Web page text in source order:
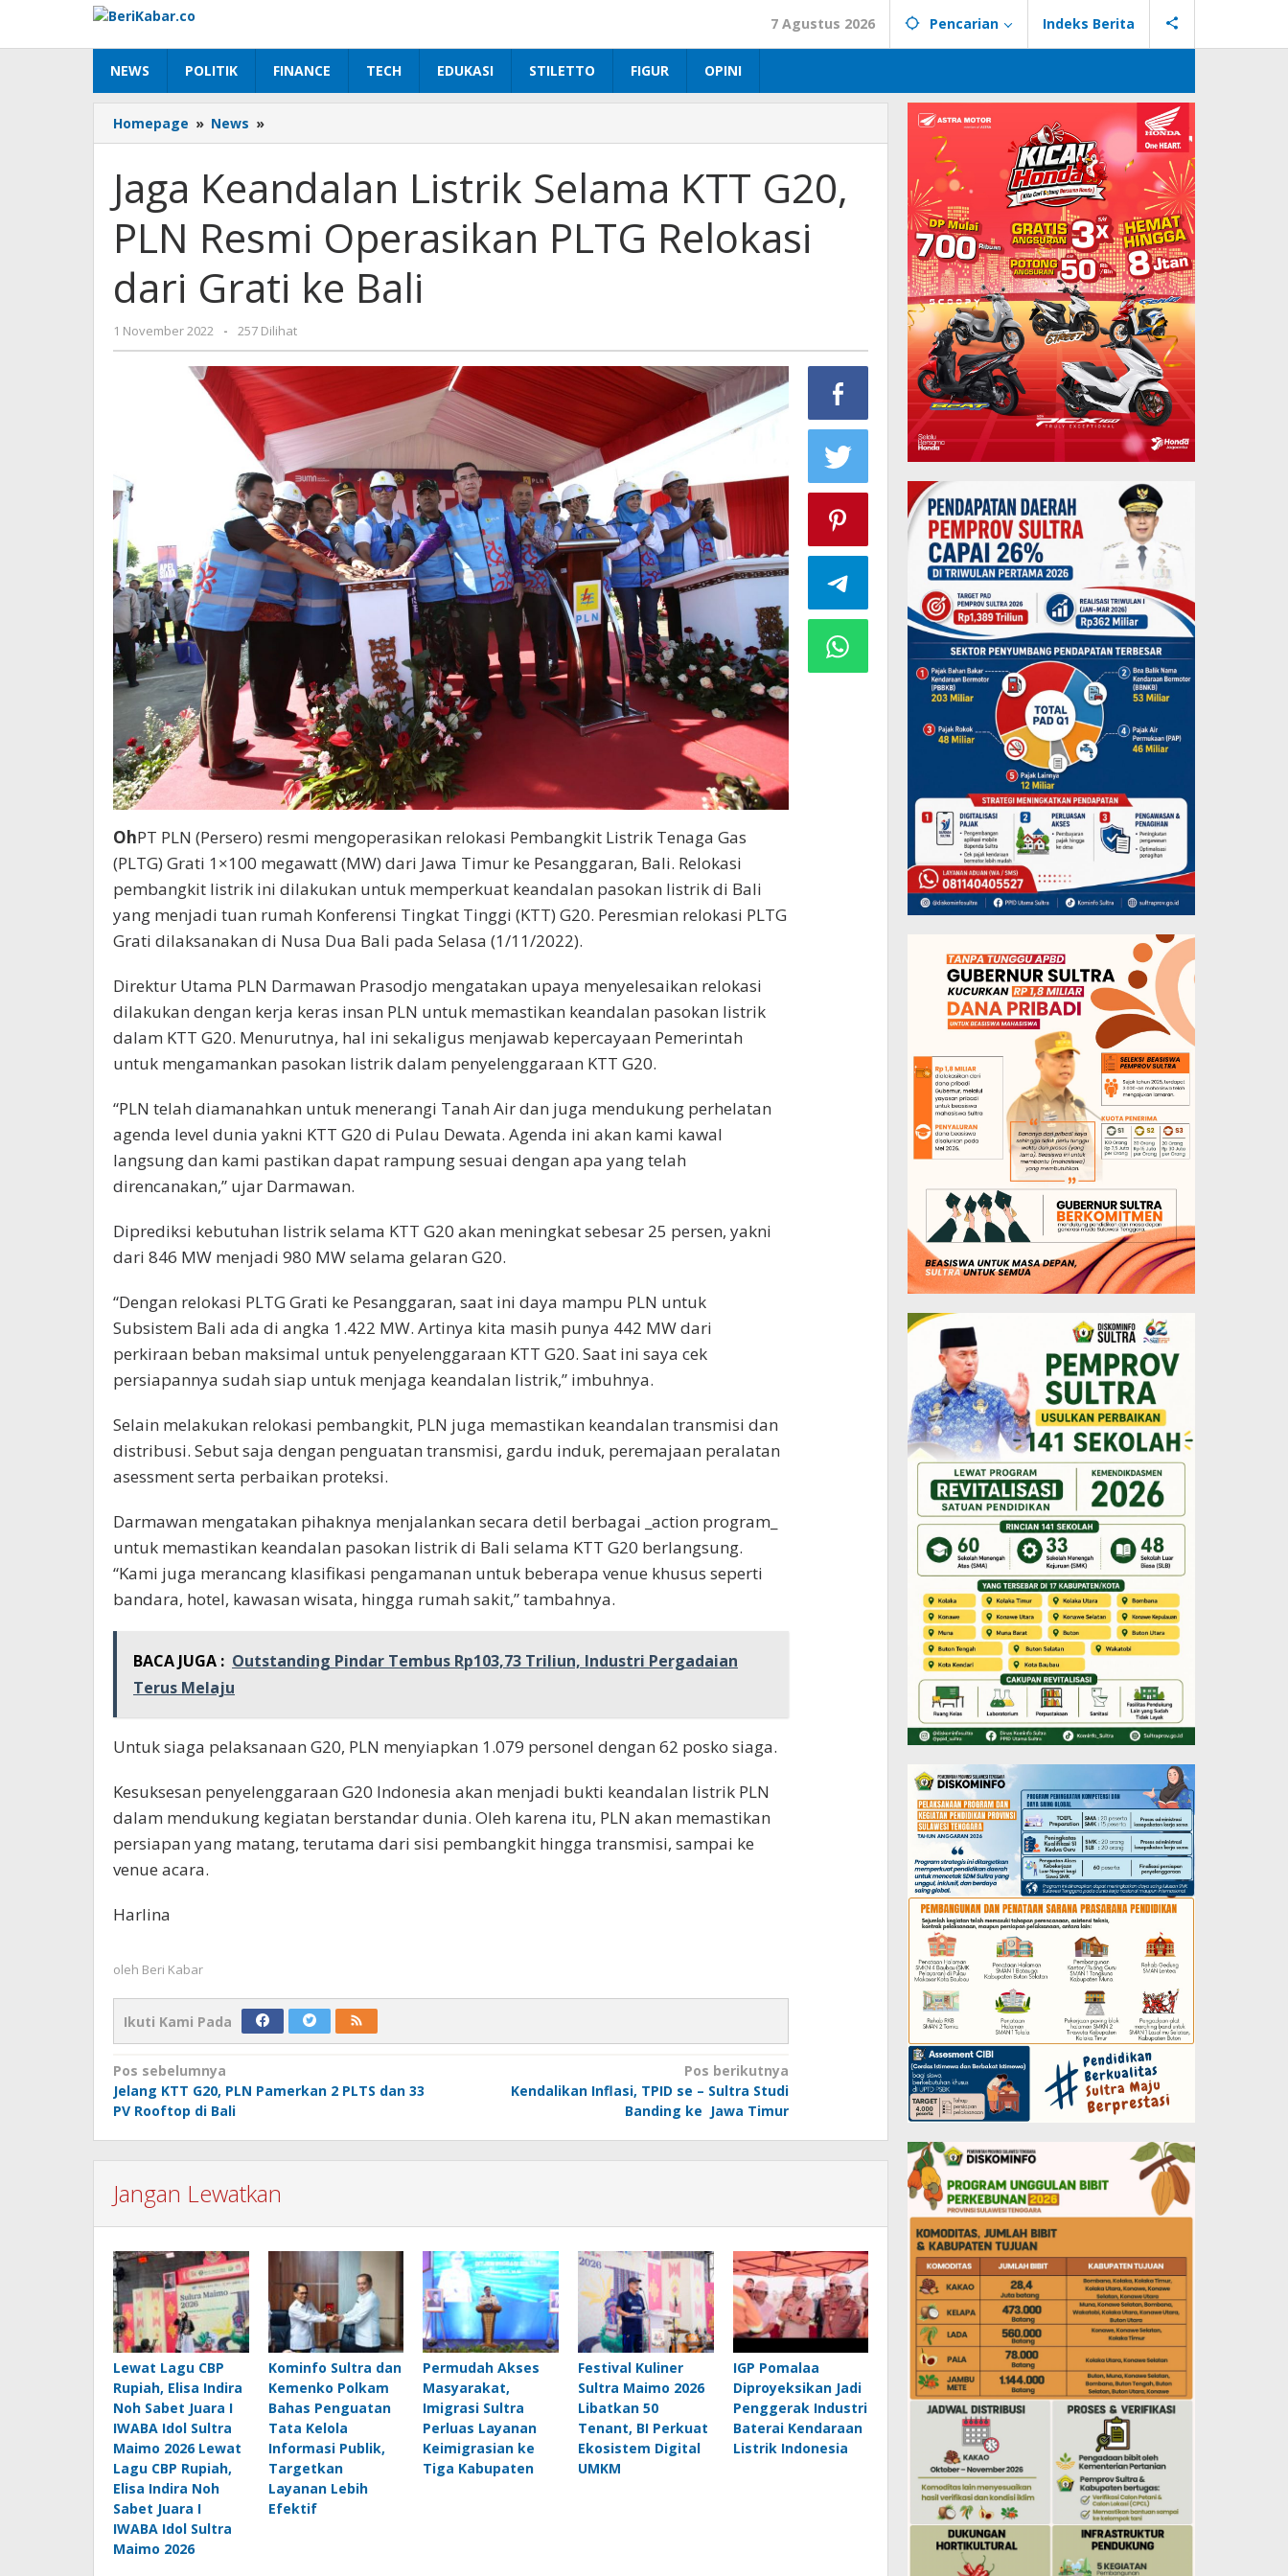
konten
7 Agustus 2026 Pencarian Indeks Berita
NEWS POLITIK FINANCE TECH EDUKASI STILETTO FIGUR OPINI
Homepage » News »
Keandalan
Selama
KTT
PLN
Operasikan
PLTG
Relokasi
Grati
ke
Bali
Jaga Keandalan Listrik Selama KTT G20,
PLN Resmi Operasikan PLTG Relokasi
dari Grati ke Bali
1 November 2022
oleh
Beri
Kabar
- 257 Dilihat
OhPT PLN (Persero) resmi mengoperasikan relokasi Pembangkit Listrik Tenaga Gas
(PLTG) Grati 1×100 megawatt (MW) dari Jawa Timur ke Pesanggaran, Bali. Relokasi
pembangkit listrik ini dilakukan untuk memperkuat keandalan pasokan listrik di Bali
yang menjadi tuan rumah Konferensi Tingkat Tinggi (KTT) G20. Peresmian relokasi PLTG
Grati dilaksanakan di Nusa Dua Bali pada Selasa (1/11/2022).
Direktur Utama PLN Darmawan Prasodjo mengatakan upaya menyelesaikan relokasi
dilakukan dengan kerja keras insan PLN untuk memastikan keandalan pasokan listrik
dalam KTT G20. Menurutnya, hal ini sekaligus menjawab kepercayaan Pemerintah
untuk mengamankan pasokan listrik dalam penyelenggaraan KTT G20.
“PLN telah diamanahkan untuk menerangi Tanah Air dan juga mendukung perhelatan
agenda level dunia yakni KTT G20 di Pulau Dewata. Agenda ini akan kami kawal
langsung dan kami pastikan dapat rampung sesuai dengan apa yang telah
direncanakan,” ujar Darmawan.
Diprediksi kebutuhan listrik selama KTT G20 akan meningkat sebesar 25 persen, yakni
dari 846 MW menjadi 980 MW selama gelaran G20.
“Dengan relokasi PLTG Grati ke Pesanggaran, saat ini daya mampu PLN untuk
Subsistem Bali ada di angka 1.422 MW. Artinya kita masih punya 442 MW dari
perkiraan beban maksimal untuk penyelenggaraan KTT G20. Saat ini saya cek
persiapannya sudah siap untuk menjaga keandalan listrik,” imbuhnya.
Selain melakukan relokasi pembangkit, PLN juga memastikan keandalan transmisi dan
distribusi. Sebut saja dengan penguatan transmisi, gardu induk, peremajaan peralatan
asessment serta perbaikan proteksi.
Darmawan mengatakan pihaknya menjalankan secara detil berbagai _action program_
untuk memastikan keandalan pasokan listrik di Bali selama KTT G20 berlangsung.
“Kami juga merancang klasifikasi pengamanan untuk beberapa venue khusus seperti
bandara, hotel, kawasan wisata, hingga rumah sakit,” tambahnya.
BACA JUGA : Outstanding Pindar Tembus Rp103,73 Triliun, Industri Pergadaian
Terus Melaju
Untuk siaga pelaksanaan G20, PLN menyiapkan 1.079 personel dengan 62 posko siaga.
Kesuksesan penyelenggaraan G20 Indonesia akan menjadi bukti keandalan listrik PLN
dalam mendukung kegiatan berstandar dunia. Oleh karena itu, PLN akan memastikan
persiapan yang matang, terutama dari sisi pembangkit hingga transmisi, sampai ke
venue acara.
Harlina
oleh Beri Kabar
Ikuti Kami Pada
Navigasi
pos
Pos sebelumnya
Jelang KTT G20, PLN Pamerkan 2 PLTS dan 33
PV Rooftop di Bali
Pos berikutnya
Kendalikan Inflasi, TPID se – Sultra Studi
Banding ke Jawa Timur
Jangan Lewatkan
Lewat Lagu CBP
Rupiah, Elisa Indira
Noh Sabet Juara I
IWABA Idol Sultra
Maimo 2026 Lewat
Lagu CBP Rupiah,
Elisa Indira Noh
Sabet Juara I
IWABA Idol Sultra
Maimo 2026
Kominfo Sultra dan
Kemenko Polkam
Bahas Penguatan
Tata Kelola
Informasi Publik,
Targetkan
Layanan Lebih
Efektif
Permudah Akses
Masyarakat,
Imigrasi Sultra
Perluas Layanan
Keimigrasian ke
Tiga Kabupaten
Festival Kuliner
Sultra Maimo 2026
Libatkan 50
Tenant, BI Perkuat
Ekosistem Digital
UMKM
IGP Pomalaa
Diproyeksikan Jadi
Penggerak Industri
Baterai Kendaraan
Listrik Indonesia